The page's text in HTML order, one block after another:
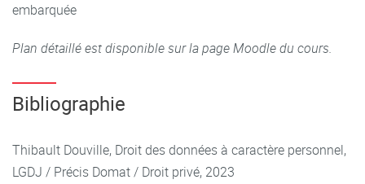
long du cours.
embarquée
Plan détaillé est disponible sur la page Moodle du cours.
Bibliographie
Thibault Douville, Droit des données à caractère personnel,
LGDJ / Précis Domat / Droit privé, 2023